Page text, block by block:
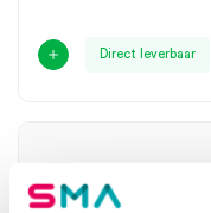
Direct leverbaar